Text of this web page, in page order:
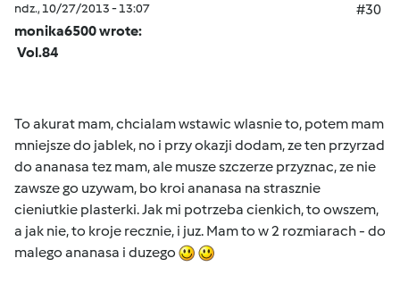
ndz., 10/27/2013 - 13:07
#30
monika6500 wrote:
Vol.84
To akurat mam, chcialam wstawic wlasnie to, potem mam
mniejsze do jablek, no i przy okazji dodam, ze ten przyrzad
do ananasa tez mam, ale musze szczerze przyznac, ze nie
zawsze go uzywam, bo kroi ananasa na strasznie
cieniutkie plasterki. Jak mi potrzeba cienkich, to owszem,
a jak nie, to kroje recznie, i juz. Mam to w 2 rozmiarach - do
malego ananasa i duzego